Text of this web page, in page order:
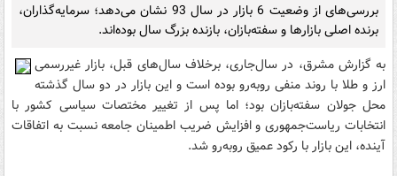
بررسی‌های از وضعیت 6 بازار در سال 93 نشان می‌دهد؛ سرمایه‌گذاران،
برنده اصلی بازارها و سفته‌بازان، بازنده بزرگ سال بوده‌اند.
به گزارش مشرق، در سال‌جاری، برخلاف سال‌های قبل، بازار غیر‌رسمی
ارز و طلا با روند منفی روبه‌رو بوده است و این بازار در دو سال گذشته
محل جولان سفته‌بازان بود؛ اما پس از تغییر مختصات سیاسی کشور با
انتخابات ریاست‌جمهوری و افزایش ضریب اطمینان جامعه نسبت به اتفاقات
آینده، این بازار با رکود عمیق روبه‌رو شد.